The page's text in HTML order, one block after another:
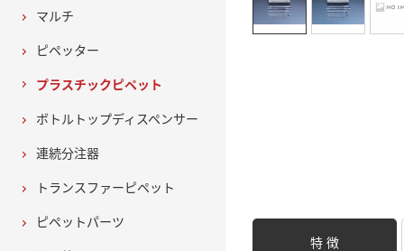
特 徴
マルチ
ピペッター
プラスチックピペット
ボトルトップディスペンサー
連続分注器
トランスファーピペット
ピペットパーツ